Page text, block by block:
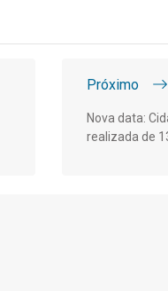
Próximo
Nova data:
realizada de